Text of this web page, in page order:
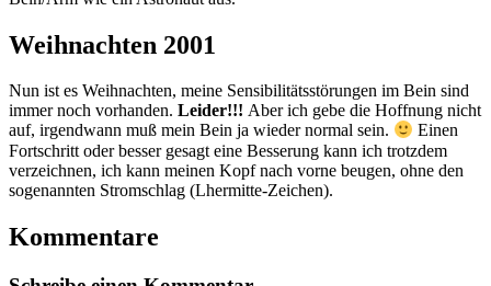
Weihnachten 2001
Nun ist es Weihnachten, meine Sensibilitätsstörungen im Bein sind
immer noch vorhanden. Leider!!! Aber ich gebe die Hoffnung nicht
auf, irgendwann muß mein Bein ja wieder normal sein.
Einen
Fortschritt oder besser gesagt eine Besserung kann ich trotzdem
verzeichnen, ich kann meinen Kopf nach vorne beugen, ohne den
sogenannten Stromschlag (Lhermitte-Zeichen).
Kommentare